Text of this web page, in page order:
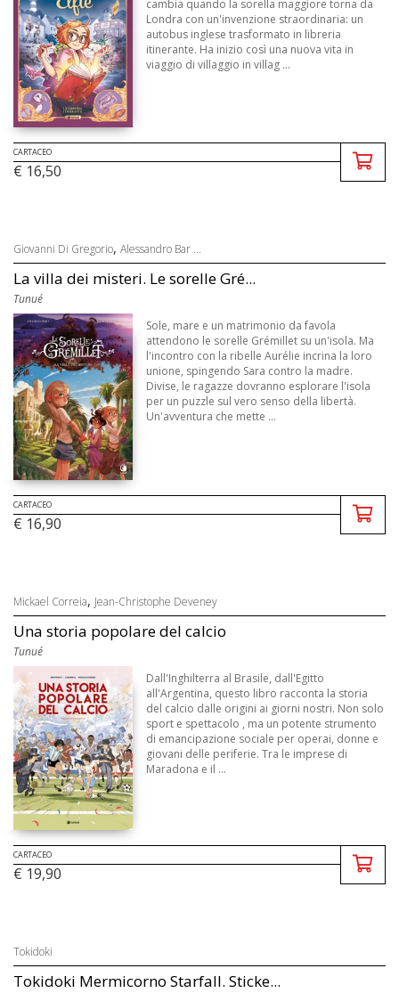
cambia quando la sorella maggiore torna da
Londra con un'invenzione straordinaria: un
autobus inglese trasformato in libreria
itinerante. Ha inizio così una nuova vita in
viaggio di villaggio in villag ...
CARTACEO
€ 16,50
Giovanni Di Gregorio, Alessandro Bar ...
La villa dei misteri. Le sorelle Gré...
Tunué
Sole, mare e un matrimonio da favola
attendono le sorelle Grémillet su un'isola. Ma
l'incontro con la ribelle Aurélie incrina la loro
unione, spingendo Sara contro la madre.
Divise, le ragazze dovranno esplorare l'isola
per un puzzle sul vero senso della libertà.
Un'avventura che mette ...
CARTACEO
€ 16,90
Mickael Correia, Jean-Christophe Deveney
Una storia popolare del calcio
Tunué
Dall'Inghilterra al Brasile, dall'Egitto
all'Argentina, questo libro racconta la storia
del calcio dalle origini ai giorni nostri. Non solo
sport e spettacolo , ma un potente strumento
di emancipazione sociale per operai, donne e
giovani delle periferie. Tra le imprese di
Maradona e il ...
CARTACEO
€ 19,90
Tokidoki
Tokidoki Mermicorno Starfall. Sticke...